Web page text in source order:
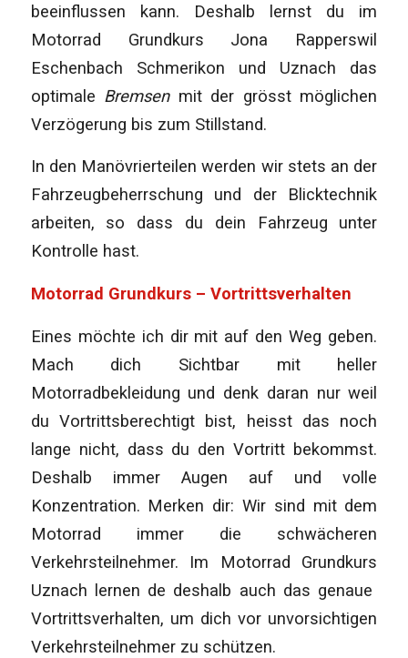
beeinflussen kann. Deshalb lernst du im
Motorrad Grundkurs Jona Rapperswil
Eschenbach Schmerikon und Uznach das
optimale Bremsenmit der grösst möglichen
Verzögerung bis zum Stillstand.
In den Manövrierteilen werden wir stets an der
Fahrzeugbeherrschung und der Blicktechnik
arbeiten, so dass du dein Fahrzeug unter
Kontrolle hast.
Motorrad Grundkurs – Vortrittsverhalten
Eines möchte ich dir mit auf den Weg geben.
Mach dich Sichtbar mit heller
Motorradbekleidung und denk daran nur weil
du Vortrittsberechtigt bist, heisst das noch
lange nicht, dass du den Vortritt bekommst.
Deshalb immer Augen auf und volle
Konzentration. Merken dir: Wir sind mit dem
Motorrad immer die schwächeren
Verkehrsteilnehmer. Im Motorrad Grundkurs
Uznach lernen de deshalb auch das genaue
Vortrittsverhalten, um dich vor unvorsichtigen
Verkehrsteilnehmer zu schützen.